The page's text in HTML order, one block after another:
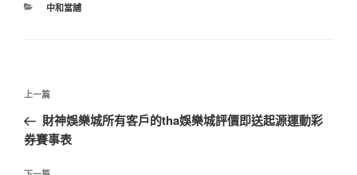
分
中和當舖
文
導
覽
上
一
篇
上一篇
財神娛樂城所有客戶的tha娛樂城評價即送起源運動彩
券賽事表